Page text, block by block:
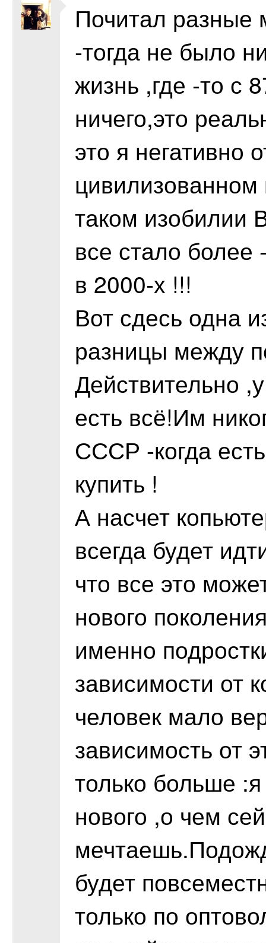
Почитал
-тогда не было
жизнь ,где -то с
ничего,это
это я
таком изобилии
все стало более
в 2000-х !!!
Вот сдесь одна
разницы между
Действительно
есть всё!Им
СССР -когда
купить !
А насчет
всегда будет
что все это
нового
именно
зависимости от
человек мало
зависимость от
только больше
нового ,о чем
будет
только по